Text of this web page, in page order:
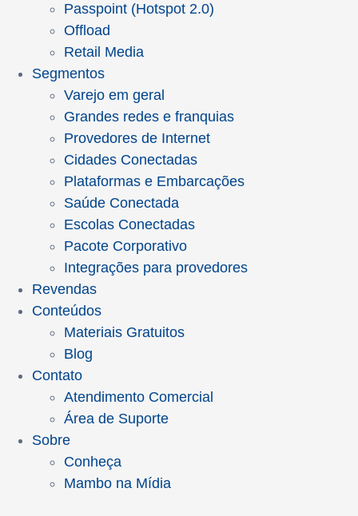
Passpoint (Hotspot 2.0)
Offload
Retail Media
Segmentos
Varejo em geral
Grandes redes e franquias
Provedores de Internet
Cidades Conectadas
Plataformas e Embarcações
Saúde Conectada
Escolas Conectadas
Pacote Corporativo
Integrações para provedores
Revendas
Conteúdos
Materiais Gratuitos
Blog
Contato
Atendimento Comercial
Área de Suporte
Sobre
Conheça
Mambo na Mídia